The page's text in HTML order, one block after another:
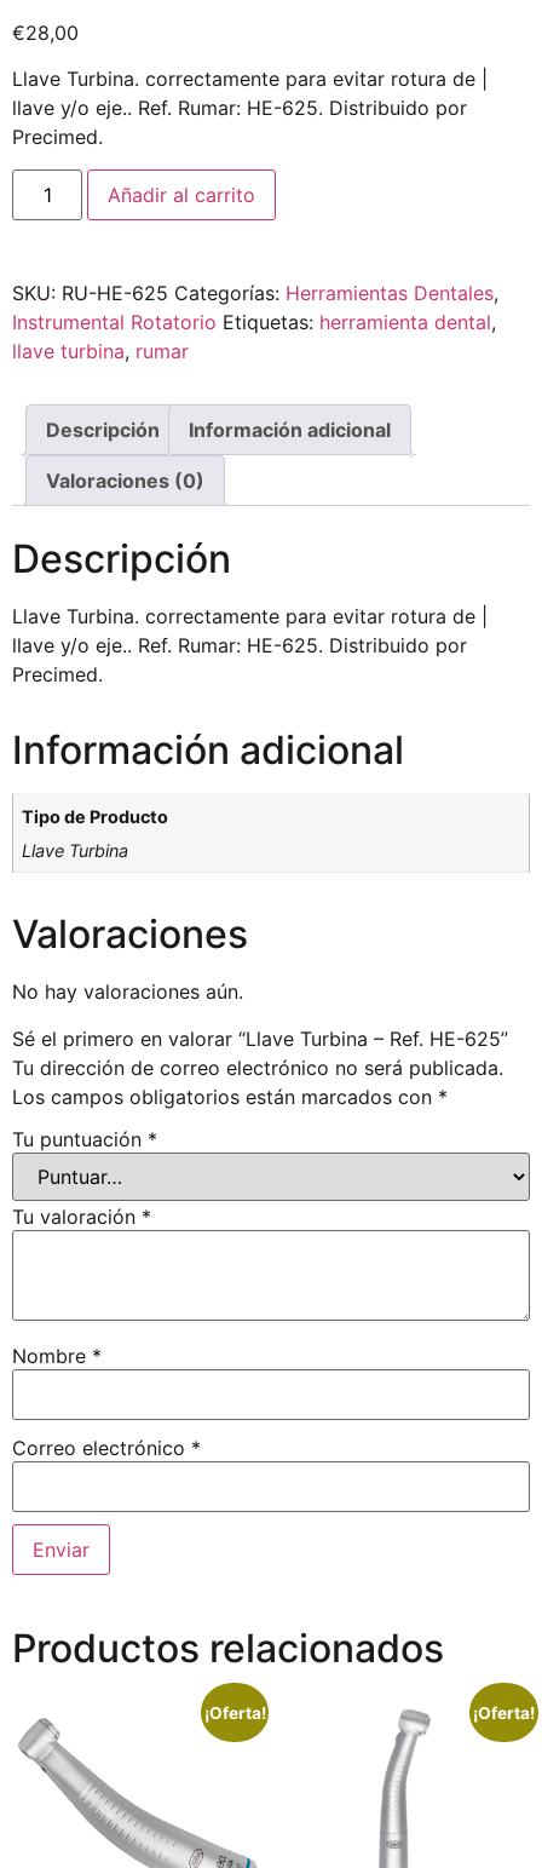
€28,00
Llave Turbina. correctamente para evitar rotura de |
llave y/o eje.. Ref. Rumar: HE-625. Distribuido por
Precimed.
Añadir al carrito
SKU: RU-HE-625 Categorías: Herramientas Dentales,
Instrumental Rotatorio Etiquetas: herramienta dental,
llave turbina, rumar
Descripción Información adicional
Valoraciones (0)
Descripción
Llave Turbina. correctamente para evitar rotura de |
llave y/o eje.. Ref. Rumar: HE-625. Distribuido por
Precimed.
Información adicional
Tipo de Producto
Llave Turbina
Valoraciones
No hay valoraciones aún.
Sé el primero en valorar “Llave Turbina – Ref. HE-625”
Tu dirección de correo electrónico no será publicada.
Los campos obligatorios están marcados con *
Tu puntuación *
Tu valoración *
Nombre *
Correo electrónico *
Productos relacionados
¡Oferta! ¡Oferta!